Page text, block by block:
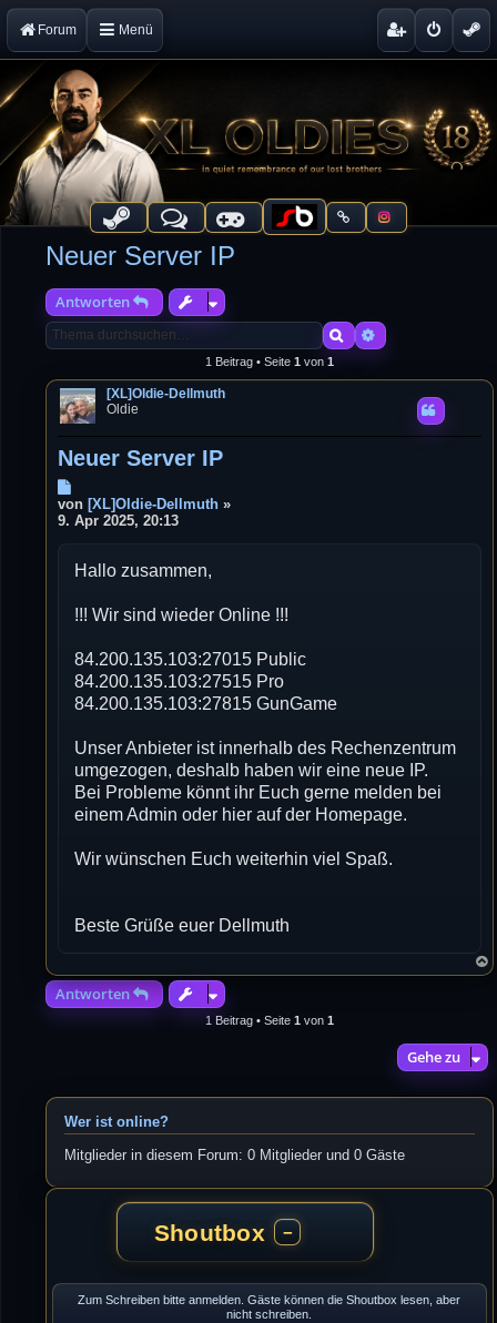
Forum Menü
Neuer Server IP
Antworten
SucheErweiterte Suche
1 Beitrag • Seite 1 von 1
[XL]Oldie-Dellmuth
Oldie
Neuer Server IP
e
i
a
von [XL]Oldie-Dellmuth »
9. Apr 2025, 20:13
Hallo zusammen,
!!! Wir sind wieder Online !!!
84.200.135.103:27015 Public
84.200.135.103:27515 Pro
84.200.135.103:27815 GunGame
Unser Anbieter ist innerhalb des Rechenzentrum
umgezogen, deshalb haben wir eine neue IP.
Bei Probleme könnt ihr Euch gerne melden bei
einem Admin oder hier auf der Homepage.
Wir wünschen Euch weiterhin viel Spaß.
Beste Grüße euer Dellmuth
Antworten
1 Beitrag • Seite 1 von 1
Gehe zu
Wer ist online?
Mitglieder in diesem Forum: 0 Mitglieder und 0 Gäste
Shoutbox −
Zum Schreiben bitte anmelden. Gäste können die Shoutbox lesen, aber
nicht schreiben.